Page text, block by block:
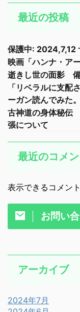
最近の投稿
保護中:
映画「ハンナ・ア
逝きし世の面影
「リベラルに支配
ーガン読んでみた。
古神道の身体秘
張について
最近のコメン
表示できるコメン
お問い
アーカイブ
2024年7月